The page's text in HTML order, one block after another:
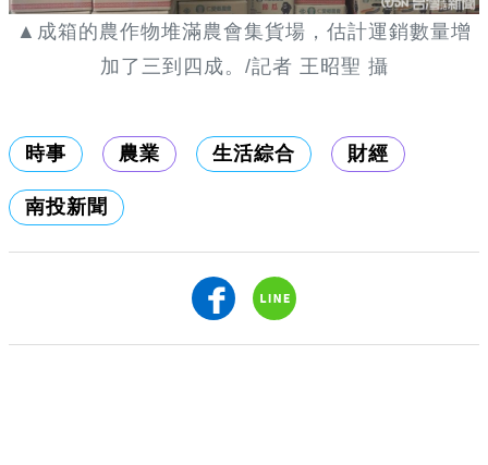
▲成箱的農作物堆滿農會集貨場，估計運銷數量增
加了三到四成。/記者 王昭聖 攝
時事 農業 生活綜合 財經
南投新聞